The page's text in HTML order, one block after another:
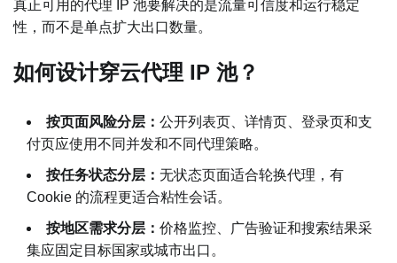
真正可用的代理 IP 池要解决的是流量可信度和运行稳定
性，而不是单点扩大出口数量。
如何设计穿云代理 IP 池？
按页面风险分层： 公开列表页、详情页、登录页和支
付页应使用不同并发和不同代理策略。
按任务状态分层： 无状态页面适合轮换代理，有
Cookie 的流程更适合粘性会话。
按地区需求分层： 价格监控、广告验证和搜索结果采
集应固定目标国家或城市出口。